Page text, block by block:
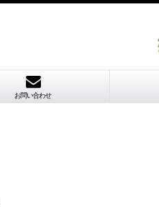
お問い合わせ